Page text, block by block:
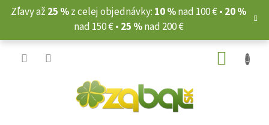
Prejsť
Zľavy až 25 %z celej objednávky: 10 %nad 100 € • 20 %
nad 150 € • 25 %nad 200 €